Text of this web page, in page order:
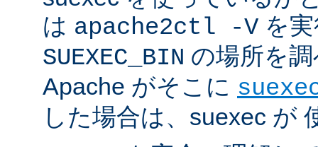
は apache2ctl -V を
SUEXEC_BIN の場所を
Apache がそこに
した場合は、suexec が